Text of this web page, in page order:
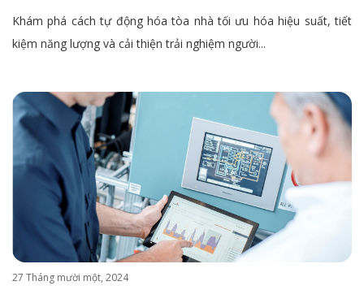
Khám phá cách tự động hóa tòa nhà tối ưu hóa hiệu suất, tiết
kiệm năng lượng và cải thiện trải nghiệm người...
27 Tháng mười một, 2024